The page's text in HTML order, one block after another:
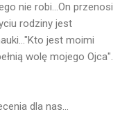
nie robi...On przenosi
rodziny jest
jest moimi
wolę mojego Ojca".
dla nas...